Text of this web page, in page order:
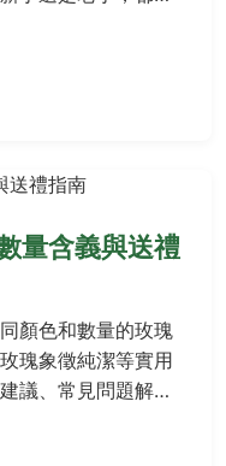
茶的疑問。
量含義與送禮
顏色和數量的玫瑰
瑰象徵純潔等實用
議、常見問題解
在送禮時避免尷
人節、生日或日常